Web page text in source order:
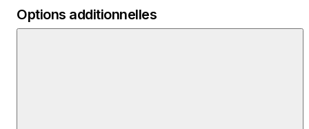
Options additionnelles